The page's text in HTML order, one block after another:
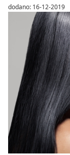
dodano: 16-12-2019